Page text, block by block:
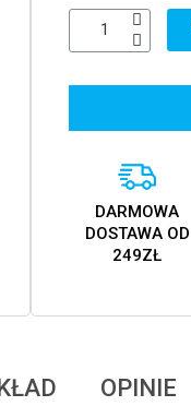
DARMOWA
DOSTAWA OD
249ZŁ
OPINIE